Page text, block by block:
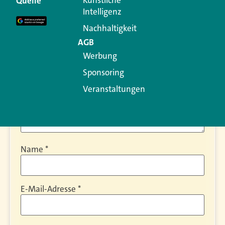
Erforderliche Felder sind mit
Kommentar
Name *
E-Mail-Adresse *
Intelligenz
Nachhaltigkeit
AGB
Werbung
Sponsoring
Veranstaltungen